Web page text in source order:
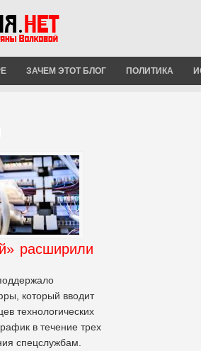
ЗАЧЕМ ЭТОТ БЛОГ ПОЛИТИКА
расширили
который вводит
технологических
в течение трех
спецслужбам.